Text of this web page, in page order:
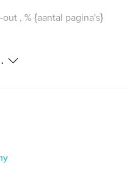
, % {aantal pagina's}